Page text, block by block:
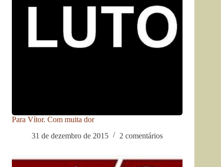
Para Vítor. Com muita dor
31 de dezembro de 2015
2 comentários